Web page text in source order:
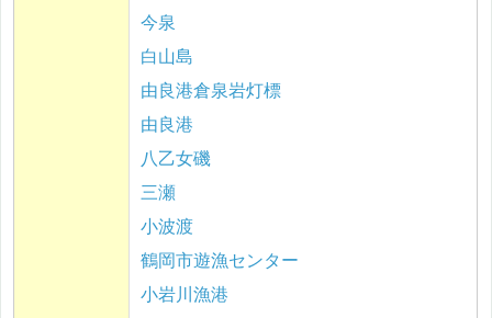
今泉
白山島
由良港倉泉岩灯標
由良港
八乙女磯
三瀬
小波渡
鶴岡市遊漁センター
小岩川漁港